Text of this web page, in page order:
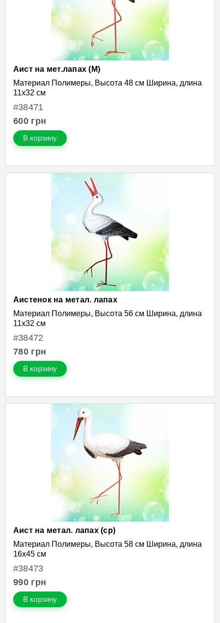
Аист на мет.лапах (М)
Материал Полимеры, Высота 48 см Ширина, длина
11х32 см
#38471
600 грн
В корзину
Аистенок на метал. лапах
Материал Полимеры, Высота 56 см Ширина, длина
11х32 см
#38472
780 грн
В корзину
Аист на метал. лапах (ср)
Материал Полимеры, Высота 58 см Ширина, длина
16х45 см
#38473
990 грн
В корзину